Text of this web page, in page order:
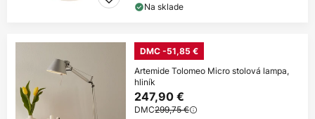
Na sklade
DMC -51,85 €
Artemide Tolomeo Micro stolová lampa,
hliník
247,90 €
DMC299,75 €